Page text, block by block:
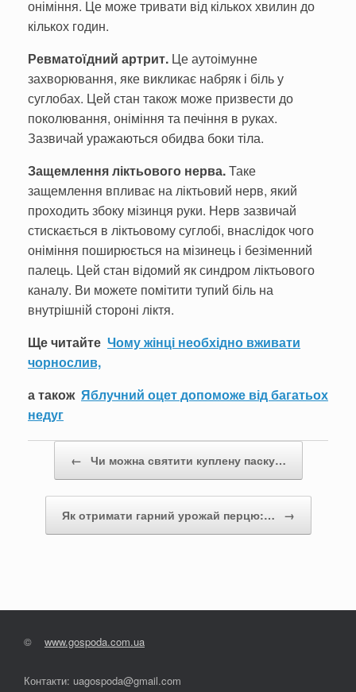
оніміння. Це може тривати від кількох хвилин до
кількох годин.
Ревматоїдний артрит. Це аутоімунне
захворювання, яке викликає набряк і біль у
суглобах. Цей стан також може призвести до
поколювання, оніміння та печіння в руках.
Зазвичай уражаються обидва боки тіла.
Защемлення ліктьового нерва.Таке
защемлення впливає на ліктьовий нерв, який
проходить збоку мізинця руки. Нерв зазвичай
стискається в ліктьовому суглобі, внаслідок чого
оніміння поширюється на мізинець і безіменний
палець. Цей стан відомий як синдром ліктьового
каналу. Ви можете помітити тупий біль на
внутрішній стороні ліктя.
Ще читайте Чому жінці необхідно вживати
чорнослив,
а також Яблучний оцет допоможе від багатьох
недуг
← Чи можна святити куплену паску…
Як отримати гарний урожай перцю:… →
© www.gospoda.com.ua
Контакти: uagospoda@gmail.com